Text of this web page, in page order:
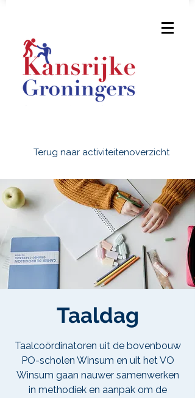
Terug naar activiteitenoverzicht
Taaldag
Taalcoördinatoren uit de bovenbouw
PO-scholen Winsum en uit het VO
Winsum gaan nauwer samenwerken
in methodiek en aanpak om de